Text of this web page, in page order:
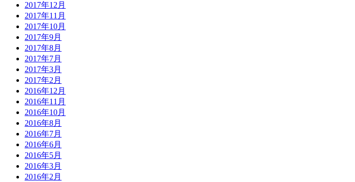
2017年12月
2017年11月
2017年10月
2017年9月
2017年8月
2017年7月
2017年3月
2017年2月
2016年12月
2016年11月
2016年10月
2016年8月
2016年7月
2016年6月
2016年5月
2016年3月
2016年2月